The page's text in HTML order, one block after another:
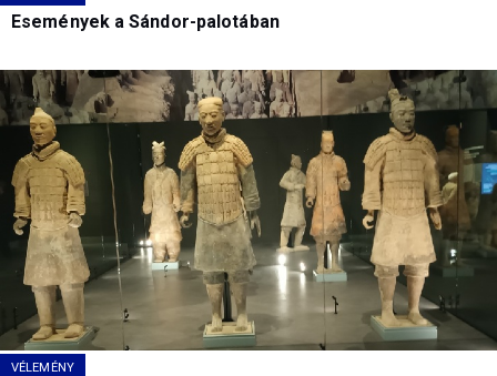
Események a Sándor-palotában
VÉLEMÉNY